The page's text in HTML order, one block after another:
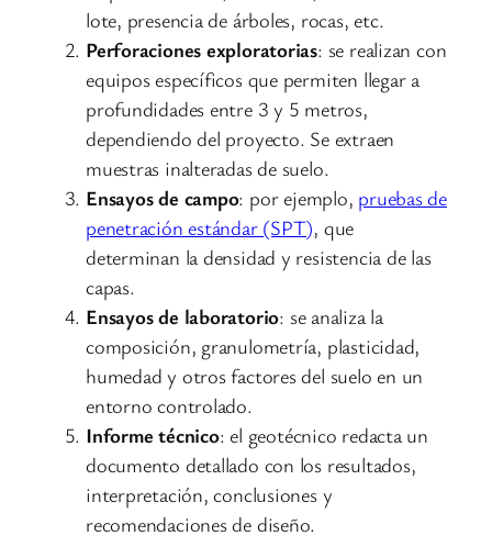
lote, presencia de árboles, rocas, etc.
Perforaciones exploratorias: se realizan con
equipos específicos que permiten llegar a
profundidades entre 3 y 5 metros,
dependiendo del proyecto. Se extraen
muestras inalteradas de suelo.
Ensayos de campo: por ejemplo, pruebas de
penetración estándar (SPT), que
determinan la densidad y resistencia de las
capas.
Ensayos de laboratorio: se analiza la
composición, granulometría, plasticidad,
humedad y otros factores del suelo en un
entorno controlado.
Informe técnico: el geotécnico redacta un
documento detallado con los resultados,
interpretación, conclusiones y
recomendaciones de diseño.